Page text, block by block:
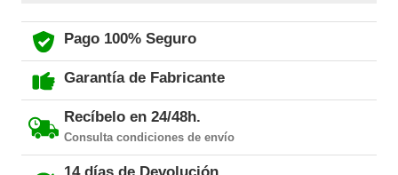
Pago 100% Seguro
Garantía de Fabricante
Recíbelo en 24/48h.
Consulta condiciones de envío